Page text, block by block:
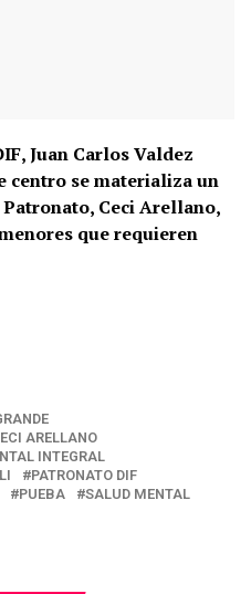
Juan Carlos Valdez
centro se materializa un
Ceci Arellano,
que requieren
ARELLANO
INTEGRAL
PATRONATO DIF
PUEBA
SALUD MENTAL